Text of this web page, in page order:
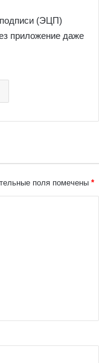
(ЭЦП)
приложение даже
поля помечены *